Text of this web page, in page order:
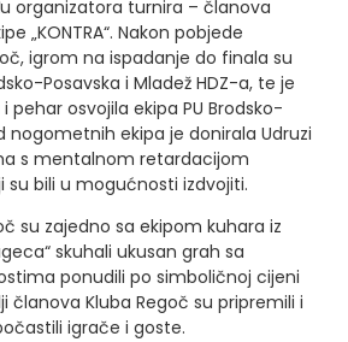
organizatora turnira – članova
„KONTRA“. Nakon pobjede
igrom na ispadanje do finala su
Posavska i Mladež HDZ-a, te je
pehar osvojila ekipa PU Brodsko-
nogometnih ekipa je donirala Udruzi
s mentalnom retardacijom
su bili u mogućnosti izdvojiti.
su zajedno sa ekipom kuhara iz
skuhali ukusan grah sa
ponudili po simboličnoj cijeni
članova Kluba Regoč su pripremili i
igrače i goste.